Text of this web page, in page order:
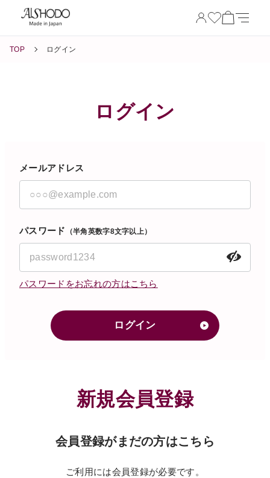
TOP ログイン
ログイン
メールアドレス
パスワード （半角英数字8文字以上）
パスワードをお忘れの方はこちら
ログイン
新規会員登録
会員登録がまだの方はこちら
ご利用には会員登録が必要です。